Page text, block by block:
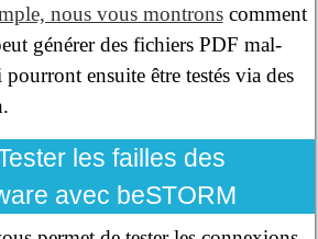
nous vous montronscomment
générer des fichiers PDF mal-
ensuite être testés via des
les failles des
avec beSTORM